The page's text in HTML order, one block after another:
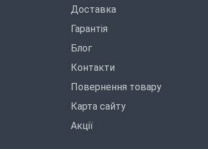
Доставка
Гарантія
Блог
Контакти
Повернення товару
Карта сайту
Акції